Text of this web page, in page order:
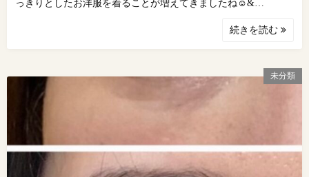
っきりとしたお洋服を着ることが増えてきましたね☺&…
続きを読む
未分類